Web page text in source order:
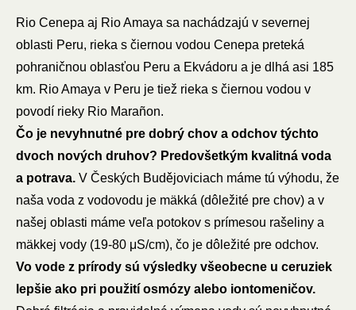
Rio Cenepa aj Rio Amaya sa nachádzajú v severnej
oblasti Peru, rieka s čiernou vodou Cenepa preteká
pohraničnou oblasťou Peru a Ekvádoru a je dlhá asi 185
km. Rio Amaya v Peru je tiež rieka s čiernou vodou v
povodí rieky Rio Marañon.
Čo je nevyhnutné pre dobrý chov a odchov týchto
dvoch nových druhov? Predovšetkým kvalitná voda
a potrava. V Českých Budějoviciach máme tú výhodu, že
naša voda z vodovodu je mäkká (dôležité pre chov) a v
našej oblasti máme veľa potokov s prímesou rašeliny a
mäkkej vody (19-80 μS/cm), čo je dôležité pre odchov.
Vo vode z prírody sú výsledky všeobecne u ceruziek
lepšie ako pri použití osmózy alebo iontomeničov.